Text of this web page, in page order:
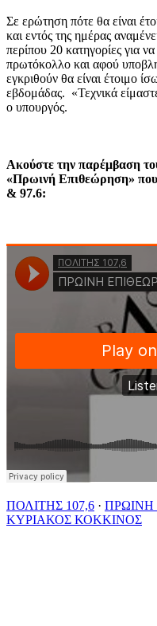
Σε ερώτηση πότε θα είναι
και εντός της ημέρας
περίπου 20 κατηγορίες για
πρωτόκολλο και αφού
εγκριθούν θα είναι έτοιμο
εβδομάδας. «Τεχνικά
ο υπουργός.
Ακούστε την παρέμβαση
«Πρωινή Επιθεώρηση» που
& 97.6:
ΠΟΛΙΤΗΣ 107,6 · ΠΡΩΙΝΗ
ΚΥΡΙΑΚΟΣ ΚΟΚΚΙΝΟΣ